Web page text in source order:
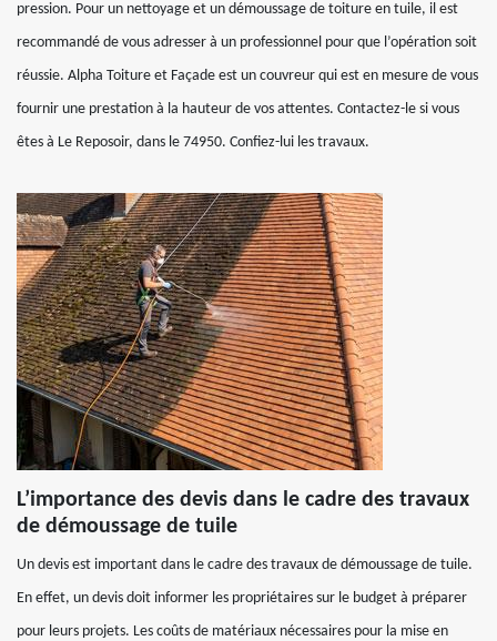
pression. Pour un nettoyage et un démoussage de toiture en tuile, il est
recommandé de vous adresser à un professionnel pour que l’opération soit
réussie. Alpha Toiture et Façade est un couvreur qui est en mesure de vous
fournir une prestation à la hauteur de vos attentes. Contactez-le si vous
êtes à Le Reposoir, dans le 74950. Confiez-lui les travaux.
L’importance des devis dans le cadre des travaux
de démoussage de tuile
Un devis est important dans le cadre des travaux de démoussage de tuile.
En effet, un devis doit informer les propriétaires sur le budget à préparer
pour leurs projets. Les coûts de matériaux nécessaires pour la mise en